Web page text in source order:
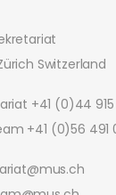
Switzerland
+41 (0)44
+41 (0)56